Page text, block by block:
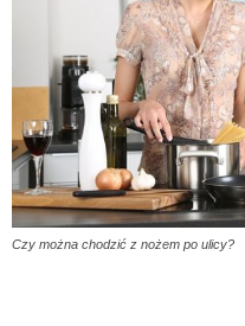
Czy można chodzić z nożem po ulicy?